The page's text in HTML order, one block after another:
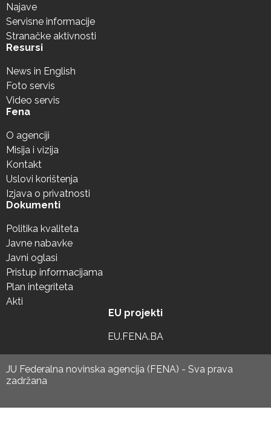
Najave
Servisne informacije
Stranačke aktivnosti
Resursi
News in English
Foto servis
Video servis
Fena
O agenciji
Misija i vizija
Kontakt
Uslovi korištenja
Izjava o privatnosti
Dokumenti
Politika kvaliteta
Javne nabavke
Javni oglasi
Pristup informacijama
Plan integriteta
Akti
EU projekti
EU.FENA.BA
JU Federalna novinska agencija (FENA) - Sva prava
zadržana